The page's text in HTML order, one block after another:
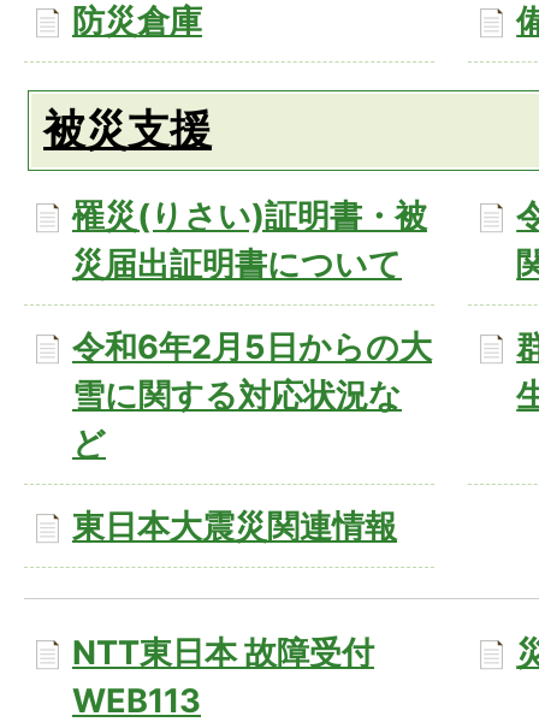
防災倉庫
被災支援
罹災(りさい)証明書・被
災届出証明書について
令和6年2月5日からの大
雪に関する対応状況な
ど
東日本大震災関連情報
NTT東日本 故障受付
WEB113